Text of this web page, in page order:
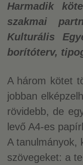
Harmadik
szakmai
Kulturális
borítóterv,
A három kötet
jobban
rövidebb, de
levő A4-es
A tanulmányok,
szövegeket: a